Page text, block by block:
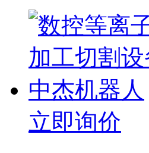
立即询价